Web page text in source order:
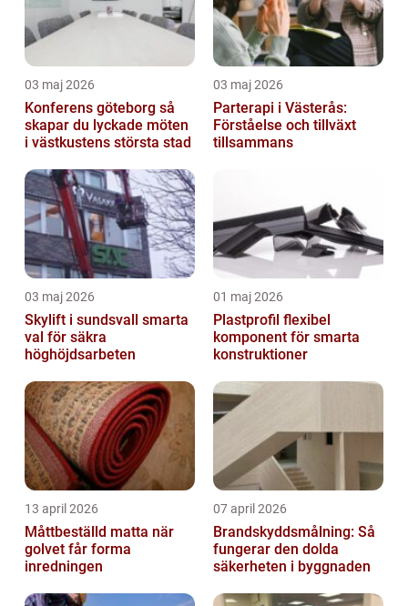
03 maj 2026
Konferens göteborg så
skapar du lyckade möten
i västkustens största stad
03 maj 2026
Parterapi i Västerås:
Förståelse och tillväxt
tillsammans
03 maj 2026
Skylift i sundsvall smarta
val för säkra
höghöjdsarbeten
01 maj 2026
Plastprofil flexibel
komponent för smarta
konstruktioner
13 april 2026
Måttbeställd matta när
golvet får forma
inredningen
07 april 2026
Brandskyddsmålning: Så
fungerar den dolda
säkerheten i byggnaden